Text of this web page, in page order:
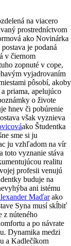
na viacero
prostredníctvom
ako Novinárka
je podaná
v čiernom
zopnuté v cope,
vyjadrovaním
pôsobí, akoby
priama, apelujúco
o živote
hnev či pobúrenie
však vyznieva
ako Študentka
sme si ju
ju vzhľadom na vír
toto vyznanie stáva
realitu
profesii venujú
buduje na
ani istému
Maďarako
Syna musí skĺbiť
z núteného
a po návrate
Dynamika medzi
a Kadlečíkom